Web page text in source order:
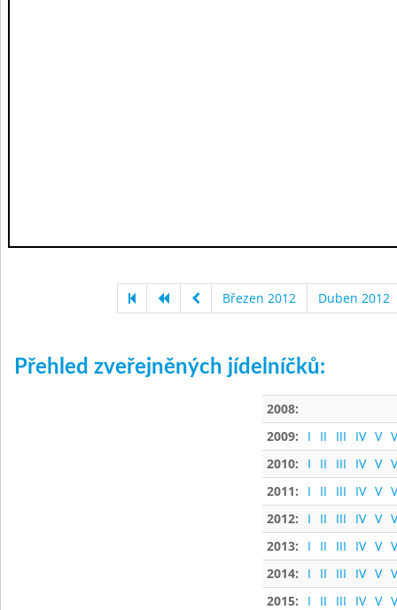
Březen 2012 Duben 2012
Přehled zveřejněných jídelníčků:
2008:
2009:
I II III IV V
2010:
I II III IV V
2011:
I II III IV V
2012:
I II III IV V
2013:
I II III IV V
2014:
I II III IV V
2015:
I II III IV V